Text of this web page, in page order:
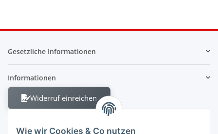
Wie wir Cookies & Co nutzen
Gesetzliche Informationen
Informationen
Widerruf einreichen